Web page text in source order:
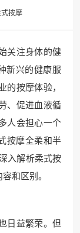
按摩
关注身体的健
新兴的健康服
按摩体验，
、促进血液循
人会担心一个
按摩全柔和半
入解析柔式按
和区别。
日益繁荣。但